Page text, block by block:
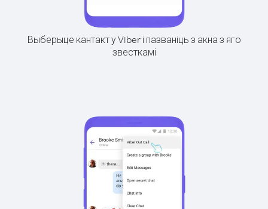
Выберыце кантакт у Viber і пазваніць з акна з яго
звесткамі